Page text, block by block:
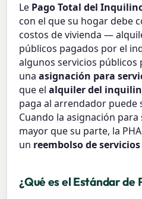
Le Pago Total del
con el que su hogar debe
costos de vivienda —
públicos pagados por el
algunos servicios públicos
unaasignación para
que elalquiler del
paga al arrendador puede
Cuando la asignación
mayor que su parte, la
un reembolso de
¿Qué es el Estándar de